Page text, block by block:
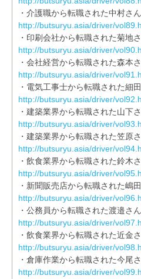
・介護職から転職された中村さん
http://butsuryu.asia/driver/
・印刷会社から転職された菊地
http://butsuryu.asia/driver/
・会社経営から転職された森本
http://butsuryu.asia/driver/
・電気工事士から転職された細
http://butsuryu.asia/driver/
・建築業界から転職された山下
http://butsuryu.asia/driver/
・建築業界から転職された笠原
http://butsuryu.asia/driver/
・飲食業界から転職された鈴木
http://butsuryu.asia/driver/
・新聞販売店から転職された嶋
http://butsuryu.asia/driver/
・公務員から転職された渡邉さん
http://butsuryu.asia/driver/
・飲食業界から転職された近金
http://butsuryu.asia/driver/
・倉庫作業から転職された今尾
http://butsuryu.asia/driver/